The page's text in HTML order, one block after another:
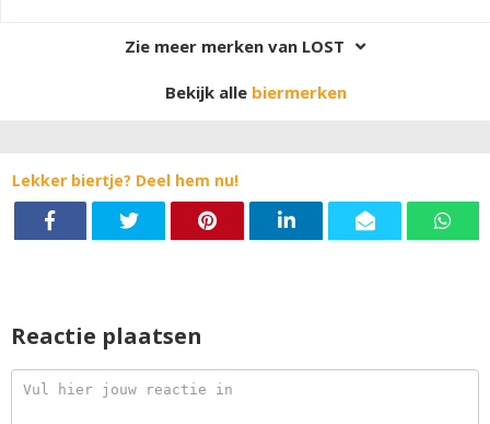
ondersteund door een ronde, volle body. Het
mondgevoel is zacht en romig, zoals kenmerkend voor de
smoothie sour stijl. De afdronk is aangenaam zoet met
een lichte friszure nasmaak.
Zie meer merken van LOST
Bekijk alle biermerken
Lekker biertje? Deel hem nu!
Reactie plaatsen